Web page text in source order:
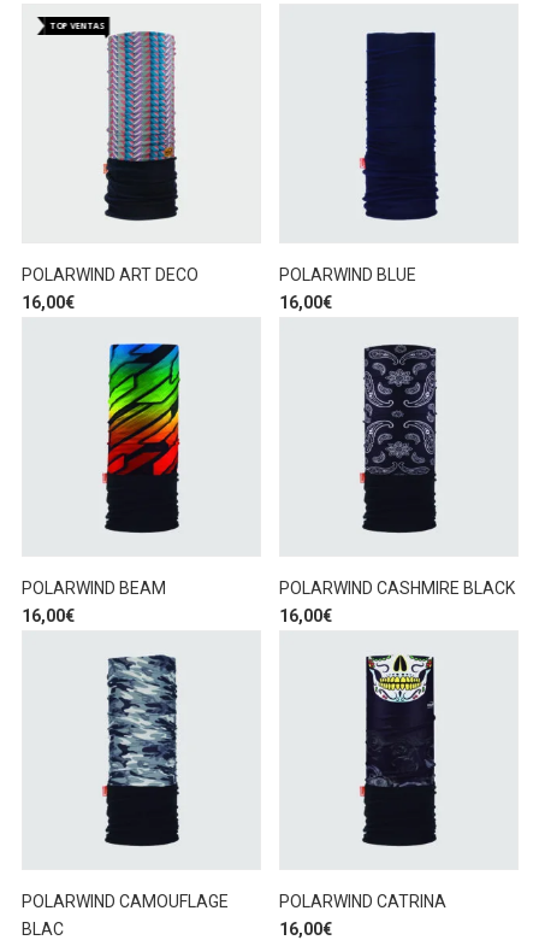
TOP VENTAS
POLARWIND ART DECO
16,00€
POLARWIND BLUE
16,00€
POLARWIND BEAM
16,00€
POLARWIND CASHMIRE BLACK
16,00€
POLARWIND CAMOUFLAGE
BLAC
POLARWIND CATRINA
16,00€